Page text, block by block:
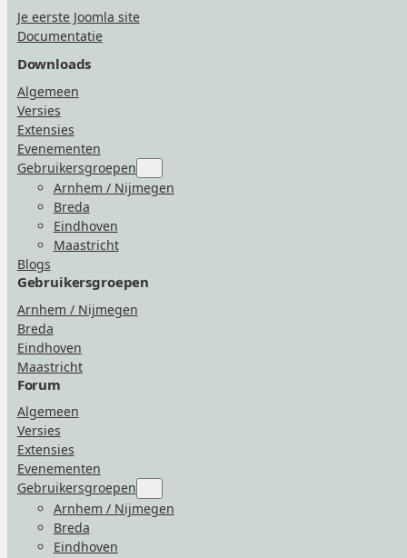
Je eerste Joomla site
Documentatie
Downloads
Algemeen
Versies
Extensies
Evenementen
Gebruikersgroepen
for
“Gebruikersgroepen”
Arnhem / Nijmegen
Breda
Eindhoven
Maastricht
Blogs
Gebruikersgroepen
Arnhem / Nijmegen
Breda
Eindhoven
Maastricht
Forum
Algemeen
Versies
Extensies
Evenementen
Gebruikersgroepen
for
“Gebruikersgroepen”
Arnhem / Nijmegen
Breda
Eindhoven